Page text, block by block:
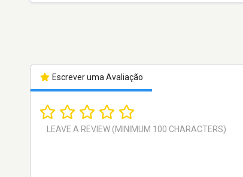
Escrever uma Avaliação